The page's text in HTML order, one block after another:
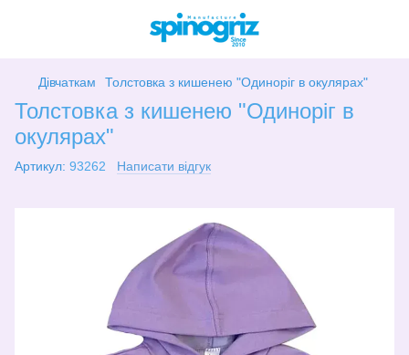
Дівчаткам Толстовка з кишенею "Одиноріг в окулярах"
Толстовка з кишенею "Одиноріг в
окулярах"
Артикул: 93262 Написати відгук